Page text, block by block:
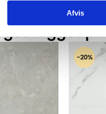
Afvis
kigget
-20%